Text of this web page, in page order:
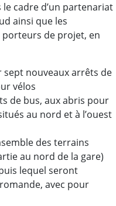
cadre d’un partenariat
ainsi que les
porteurs de projet, en
sept nouveaux arrêts de
vélos
de bus, aux abris pour
au nord et à l’ouest
des terrains
au nord de la gare)
lequel seront
avec pour